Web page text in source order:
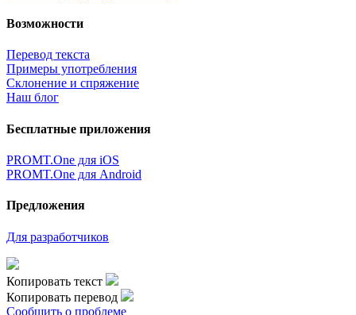
Возможности
Перевод текста
Примеры употребления
Склонение и спряжение
Наш блог
Бесплатные приложения
PROMT.One для iOS
PROMT.One для Android
Предложения
Для разработчиков
Копировать текст
Копировать перевод
Сообщить о проблеме